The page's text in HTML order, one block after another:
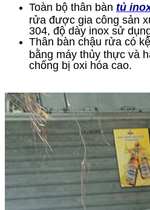
Toàn bộ thân bàn tủ
rửa được gia công sản
304, độ dày inox sử
Thân bàn chậu rửa có
bằng máy thủy thực và
chống bị oxi hóa cao.